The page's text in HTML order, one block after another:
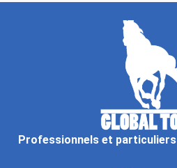
Professionnels et particuliers